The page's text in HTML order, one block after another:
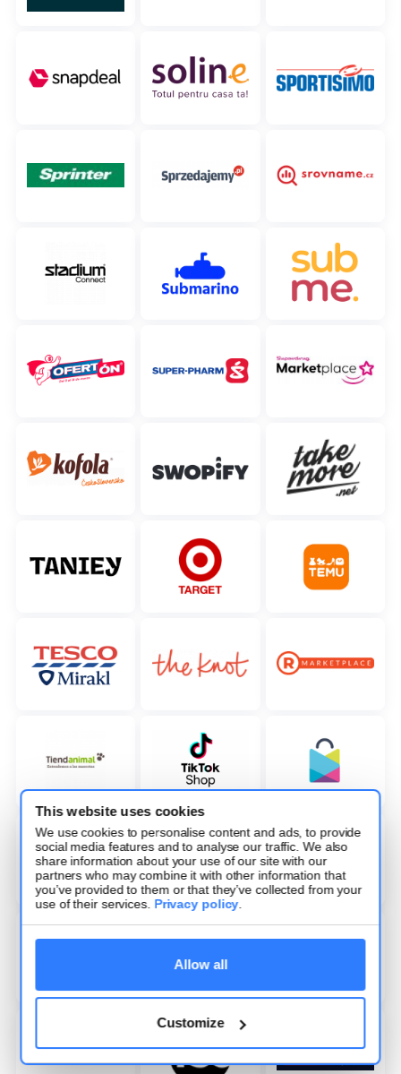
This website uses cookies
We use cookies to personalise content and ads, to provide
social media features and to analyse our traffic. We also
share information about your use of our site with our
partners who may combine it with other information that
you’ve provided to them or that they’ve collected from your
use of their services. Privacy policy.
Allow all
Customize